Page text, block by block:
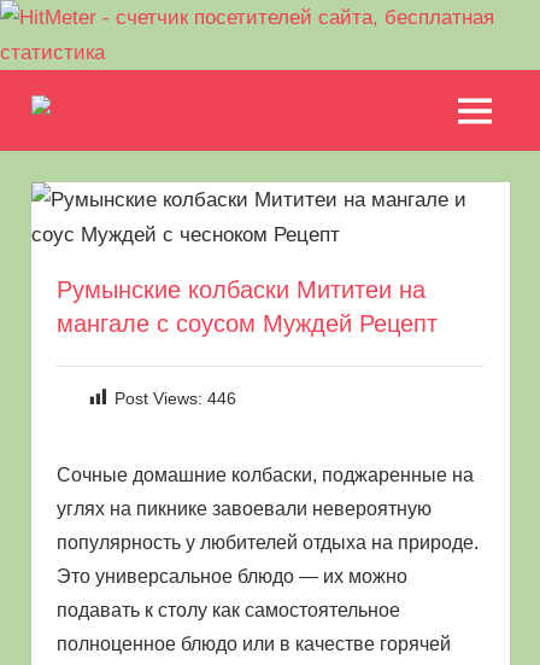
содержимому
природе
пикника.
приготовить
природе
кроме
МЕНЮ
Румынские колбаски Мититеи на
мангале с соусом Муждей Рецепт
Post Views: 446
Сочные домашние колбаски, поджаренные на
углях на пикнике завоевали невероятную
популярность у любителей отдыха на природе.
Это универсальное блюдо — их можно
подавать к столу как самостоятельное
полноценное блюдо или в качестве горячей